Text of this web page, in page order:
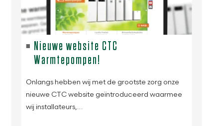
Nieuwe website CTC
Warmtepompen!
Onlangs hebben wij met de grootste zorg onze
nieuwe CTC website geïntroduceerd waarmee
wij installateurs,…